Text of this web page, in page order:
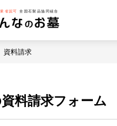
資料請求
料請求フォーム